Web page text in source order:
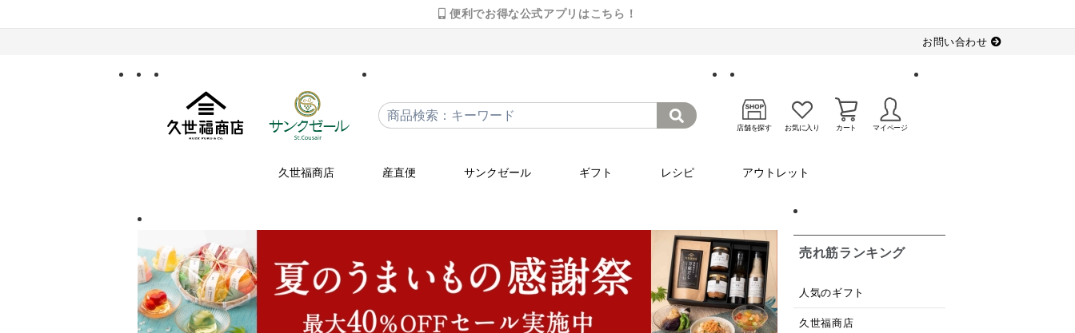
便利でお得な公式アプリはこちら！
お問い合わせ
店舗を探す お気に入り カート マイページ
久世福商店 産直便 サンクゼール ギフト レシピ アウトレット
売れ筋ランキング
人気のギフト
久世福商店